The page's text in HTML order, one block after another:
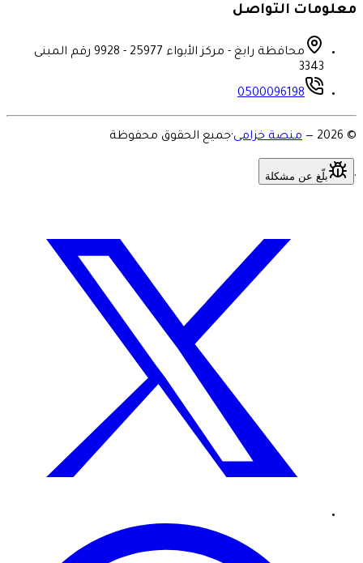
معلومات التواصل
محافظة رابغ - مركز الأبواء 25977 - 9928 رقم المبنى
3343
0500096198
©
2026
— منصة خزامى·جميع الحقوق محفوظة
· بلّغ عن مشكلة